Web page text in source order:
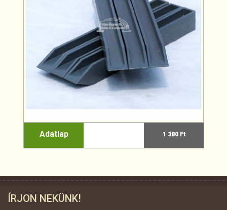
Adatlap 1 380 Ft
ÍRJON NEKÜNK!